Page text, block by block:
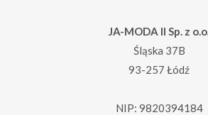
JA-MODA II Sp. z o.o.
Śląska 37B
93-257 Łódź
NIP: 9820394184